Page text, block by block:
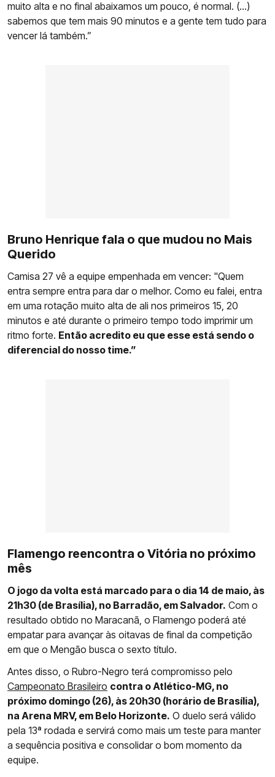
muito alta e no final abaixamos um pouco, é normal. (...)
sabemos que tem mais 90 minutos e a gente tem tudo para
vencer lá também.”
Bruno Henrique fala o que mudou no Mais
Querido
Camisa 27 vê a equipe empenhada em vencer: "Quem
entra sempre entra para dar o melhor. Como eu falei, entra
em uma rotação muito alta de ali nos primeiros 15, 20
minutos e até durante o primeiro tempo todo imprimir um
ritmo forte. Então acredito eu que esse está sendo o
diferencial do nosso time.”
Flamengo reencontra o Vitória no próximo
mês
O jogo da volta está marcado para o dia 14 de maio, às
21h30 (de Brasília), no Barradão, em Salvador. Com o
resultado obtido no Maracanã, o Flamengo poderá até
empatar para avançar às oitavas de final da competição
em que o Mengão busca o sexto título.
Antes disso, o Rubro-Negro terá compromisso pelo
Campeonato Brasileiro contra o Atlético-MG, no
próximo domingo (26), às 20h30 (horário de Brasília),
na Arena MRV, em Belo Horizonte. O duelo será válido
pela 13ª rodada e servirá como mais um teste para manter
a sequência positiva e consolidar o bom momento da
equipe.